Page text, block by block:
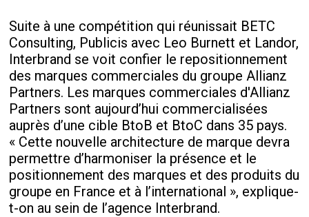
Suite à une compétition qui réunissait BETC
Consulting, Publicis avec Leo Burnett et Landor,
Interbrand se voit confier le repositionnement
des marques commerciales du groupe Allianz
Partners. Les marques commerciales d'Allianz
Partners sont aujourd’hui commercialisées
auprès d’une cible BtoB et BtoC dans 35 pays.
« Cette nouvelle architecture de marque devra
permettre d’harmoniser la présence et le
positionnement des marques et des produits du
groupe en France et à l’international », explique-
t-on au sein de l’agence Interbrand.